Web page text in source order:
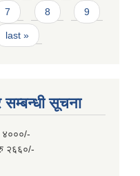
7 8 9
last »
सम्बन्धी सूचना
४०००/-
रु २६६०/-